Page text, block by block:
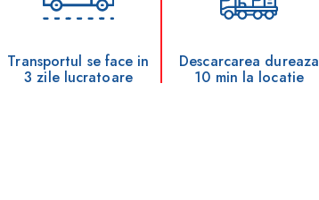
Transportul se face in
3 zile lucratoare
Descarcarea dureaza
10 min la locatie